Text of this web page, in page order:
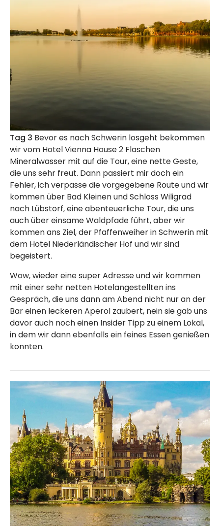
Tag 3 Bevor es nach Schwerin losgeht bekommen
wir vom Hotel Vienna House 2 Flaschen
Mineralwasser mit auf die Tour, eine nette Geste,
die uns sehr freut. Dann passiert mir doch ein
Fehler, ich verpasse die vorgegebene Route und wir
kommen über Bad Kleinen und Schloss Wiligrad
nach Lübstorf, eine abenteuerliche Tour, die uns
auch über einsame Waldpfade führt, aber wir
kommen ans Ziel, der Pfaffenweiher in Schwerin mit
dem Hotel Niederländischer Hof und wir sind
begeistert.
Wow, wieder eine super Adresse und wir kommen
mit einer sehr netten Hotelangestellten ins
Gespräch, die uns dann am Abend nicht nur an der
Bar einen leckeren Aperol zaubert, nein sie gab uns
davor auch noch einen Insider Tipp zu einem Lokal,
in dem wir dann ebenfalls ein feines Essen genießen
konnten.